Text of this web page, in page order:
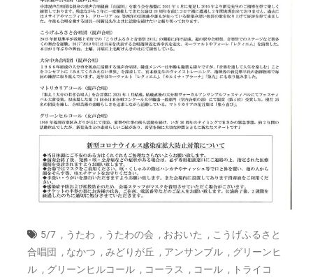
5/7 , うたわ , うたわの会 , おおいた , こうげふるさと
合唱団
, なかつ , みどりが丘 , アンサンブル , グリーンヒ
ル , グリーンヒルコール , コーラス , コール , トライコ